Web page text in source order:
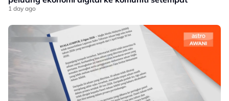
1 day ago